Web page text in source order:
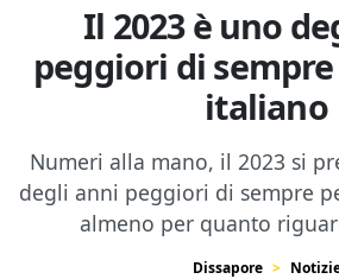
Il 2023 è uno
peggiori di
italiano
Numeri alla mano, il 2023 si
degli anni peggiori di sempre
almeno per quanto
Dissapore